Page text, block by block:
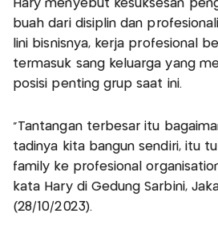
Hary menyebut kesuksesan
buah dari disiplin dan
lini bisnisnya, kerja profesional
termasuk sang keluarga yang
posisi penting grup saat ini.
"Tantangan terbesar itu
tadinya kita bangun sendiri, itu
family ke profesional
kata Hary di Gedung Sarbini,
(28/10/2023).